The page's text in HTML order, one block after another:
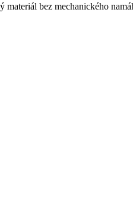
bez mechanického